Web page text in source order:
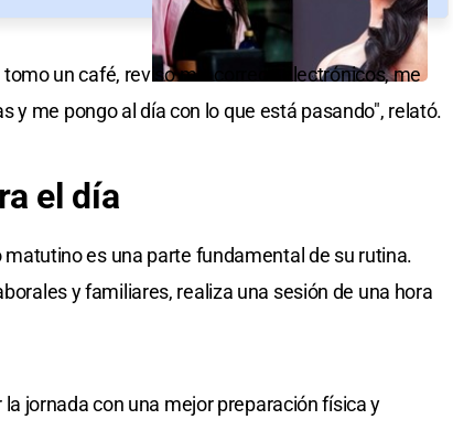
un café, reviso mis correos electrónicos, me
y me pongo al día con lo que está pasando", relató.
el día
es una parte fundamental de su rutina.
y familiares, realiza una sesión de una hora
jornada con una mejor preparación física y